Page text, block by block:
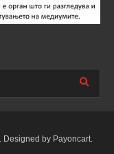
by Payoncart.